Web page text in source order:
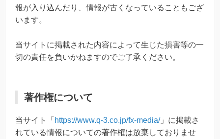
報が入り込んだり、情報が古くなっていることもござ
います。
当サイトに掲載された内容によって生じた損害等の一
切の責任を負いかねますのでご了承ください。
著作権について
当サイト「 https://www.q-3.co.jp/fx-media/」に掲載さ
れている情報についての著作権は放棄しておりませ